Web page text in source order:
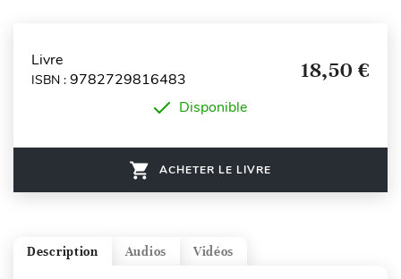
Livre
ISBN : 9782729816483 18,50 €
Disponible
ACHETER LE LIVRE
Vidéos
Audios
Description